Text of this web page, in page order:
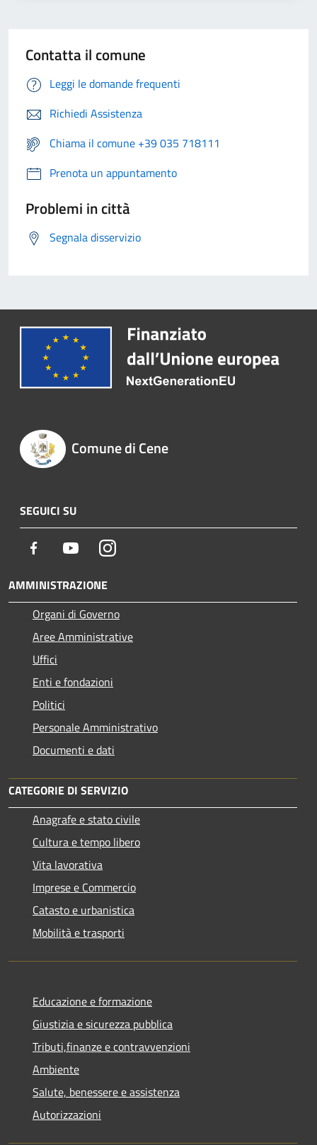
Contatta il comune
Leggi le domande frequenti
Richiedi Assistenza
Chiama il comune +39 035 718111
Prenota un appuntamento
Problemi in città
Segnala disservizio
Comune di Cene
SEGUICI SU
Facebook YoutubeInstagram
AMMINISTRAZIONE
Organi di Governo
Aree Amministrative
Uffici
Enti e fondazioni
Politici
Personale Amministrativo
Documenti e dati
CATEGORIE DI SERVIZIO
Anagrafe e stato civile
Cultura e tempo libero
Vita lavorativa
Imprese e Commercio
Catasto e urbanistica
Mobilità e trasporti
Educazione e formazione
Giustizia e sicurezza pubblica
Tributi,finanze e contravvenzioni
Ambiente
Salute, benessere e assistenza
Autorizzazioni